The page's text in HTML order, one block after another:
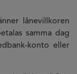
lånevillkoren
samma dag
konto eller